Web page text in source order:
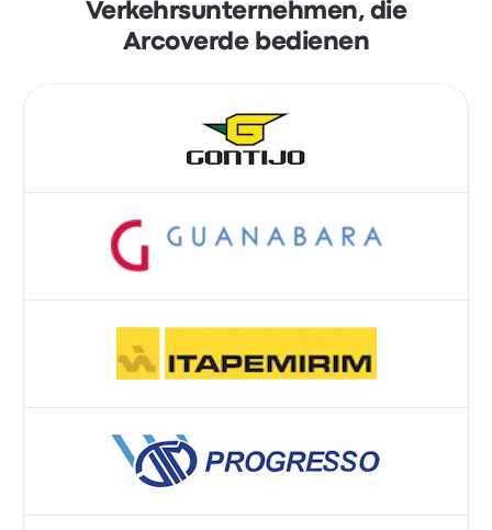
Verkehrsunternehmen, die
Arcoverde bedienen